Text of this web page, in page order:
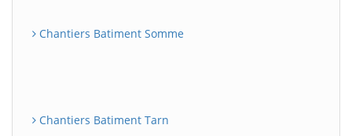
Chantiers Batiment Somme
Chantiers Batiment Tarn